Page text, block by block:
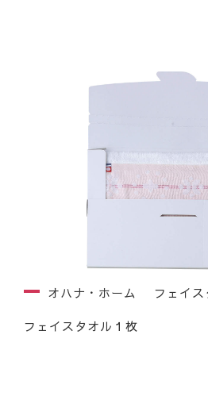
オハナ・ホーム フェイス
フェイスタオル１枚